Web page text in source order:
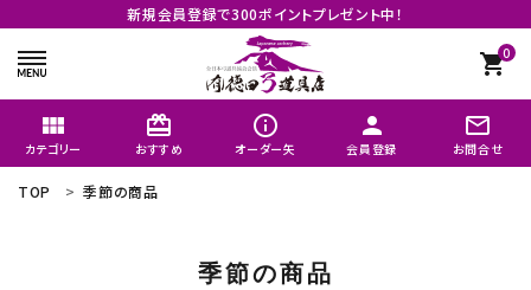
新規会員登録で300ポイントプレゼント中！
0
shopping_cart
view_module
カテゴリー
card_giftcard
おすすめ
info_outline
オーダー矢
person
会員登録
mail_outline
お問合せ
TOP 季節の商品
季節の商品